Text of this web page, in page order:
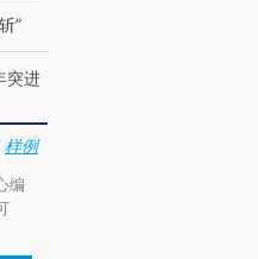
”
突进
样例
编